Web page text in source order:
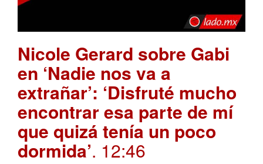
Nicole Gerard sobre Gabi
en ‘Nadie nos va a
extrañar’: ‘Disfruté mucho
encontrar esa parte de mí
que quizá tenía un poco
dormida’. 12:46